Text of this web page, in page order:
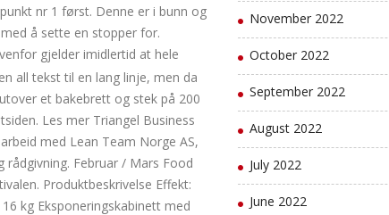
nr 1 først. Denne er i bunn og
å sette en stopper for.
gjelder imidlertid at hele
all tekst til en lang linje, men da
et bakebrett og stek på 200
Les mer Triangel Business
med Lean Team Norge AS,
rådgivning. Februar / Mars Food
Produktbeskrivelse Effekt:
kg Eksponeringskabinett med
November 2022
October 2022
September 2022
August 2022
July 2022
June 2022